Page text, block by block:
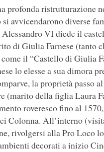
profonda ristrutturazione
si avvicendarono diverse
Alessandro VI diede il
di Giulia Farnese (tanto
come il “Castello di Giulia
lo elesse a sua dimora
la proprietà passo
(marito della figlia Laura
roveresco fino al
Colonna. All’interno
rivolgersi alla Pro Loco
decorati a inizio